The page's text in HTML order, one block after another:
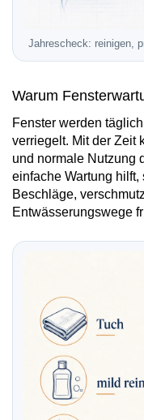
Jahrescheck: reinigen,
Warum
Fenster werden
verriegelt. Mit der Zeit
und normale Nutzung
einfache Wartung
Beschläge,
Entwässerungswege